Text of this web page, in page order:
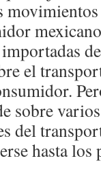
el
sobre
del
hasta los